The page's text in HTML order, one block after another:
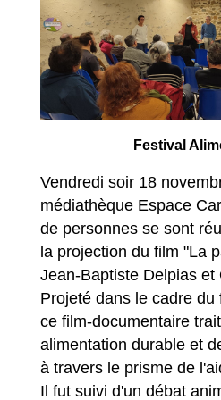
Festival
Vendredi soir 18
médiathèque Espace
de personnes se sont
la projection du film "La
Jean-Baptiste Delpias et
Projeté dans le cadre du
ce film-documentaire
alimentation durable et
à travers le prisme de
Il fut suivi d'un débat